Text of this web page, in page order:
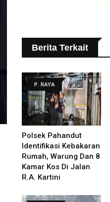
Berita Terkait
P. RAYA
Polsek Pahandut
Identifikasi Kebakaran
Rumah, Warung Dan 8
Kamar Kos Di Jalan
R.A. Kartini